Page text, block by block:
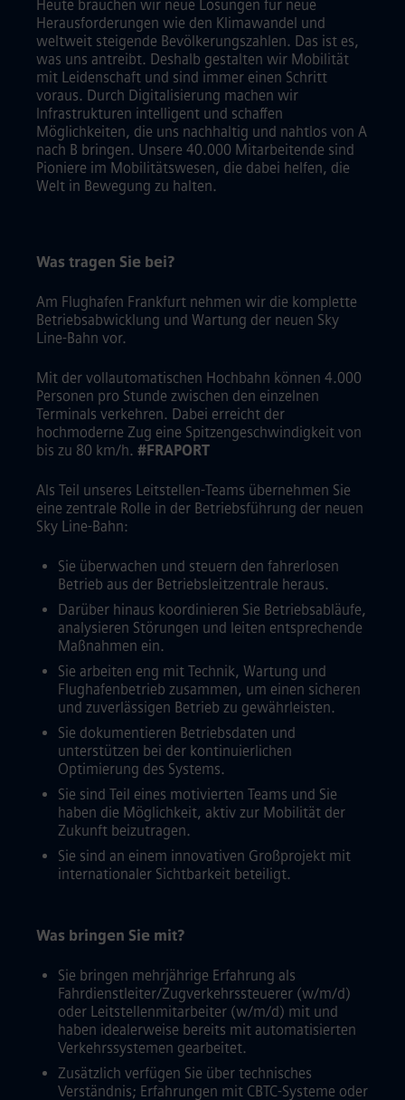
Heute brauchen wir neue Lösungen für neue
Herausforderungen wie den Klimawandel und
weltweit steigende Bevölkerungszahlen. Das ist es,
was uns antreibt. Deshalb gestalten wir Mobilität
mit Leidenschaft und sind immer einen Schritt
voraus. Durch Digitalisierung machen wir
Infrastrukturen intelligent und schaffen
Möglichkeiten, die uns nachhaltig und nahtlos von A
nach B bringen. Unsere 40.000 Mitarbeitende sind
Pioniere im Mobilitätswesen, die dabei helfen, die
Welt in Bewegung zu halten.
Was tragen Sie bei?
Am Flughafen Frankfurt nehmen wir die komplette
Betriebsabwicklung und Wartung der neuen Sky
Line-Bahn vor.
Mit der vollautomatischen Hochbahn können 4.000
Personen pro Stunde zwischen den einzelnen
Terminals verkehren. Dabei erreicht der
hochmoderne Zug eine Spitzengeschwindigkeit von
bis zu 80 km/h. #FRAPORT
Als Teil unseres Leitstellen-Teams übernehmen Sie
eine zentrale Rolle in der Betriebsführung der neuen
Sky Line-Bahn:
Sie überwachen und steuern den fahrerlosen
Betrieb aus der Betriebsleitzentrale heraus.
Darüber hinaus koordinieren Sie Betriebsabläufe,
analysieren Störungen und leiten entsprechende
Maßnahmen ein.
Sie arbeiten eng mit Technik, Wartung und
Flughafenbetrieb zusammen, um einen sicheren
und zuverlässigen Betrieb zu gewährleisten.
Sie dokumentieren Betriebsdaten und
unterstützen bei der kontinuierlichen
Optimierung des Systems.
Sie sind Teil eines motivierten Teams und Sie
haben die Möglichkeit, aktiv zur Mobilität der
Zukunft beizutragen.
Sie sind an einem innovativen Großprojekt mit
internationaler Sichtbarkeit beteiligt.
Was bringen Sie mit?
Sie bringen mehrjährige Erfahrung als
Fahrdienstleiter/Zugverkehrssteuerer (w/m/d)
oder Leitstellenmitarbeiter (w/m/d) mit und
haben idealerweise bereits mit automatisierten
Verkehrssystemen gearbeitet.
Zusätzlich verfügen Sie über technisches
Verständnis; Erfahrungen mit CBTC-Systeme oder